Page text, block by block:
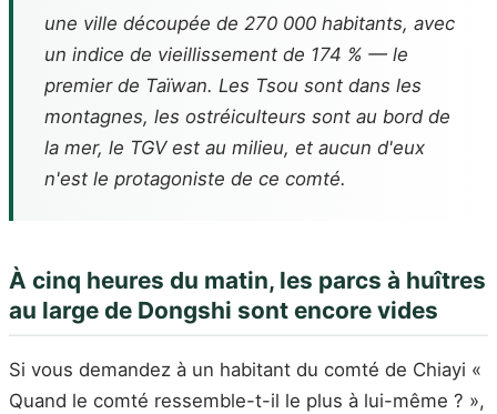
une ville découpée de 270 000 habitants, avec
un indice de vieillissement de 174 % — le
premier de Taïwan. Les Tsou sont dans les
montagnes, les ostréiculteurs sont au bord de
la mer, le TGV est au milieu, et aucun d'eux
n'est le protagoniste de ce comté.
À cinq heures du matin, les parcs à huîtres
au large de Dongshi sont encore vides
Si vous demandez à un habitant du comté de Chiayi «
Quand le comté ressemble-t-il le plus à lui-même ? »,